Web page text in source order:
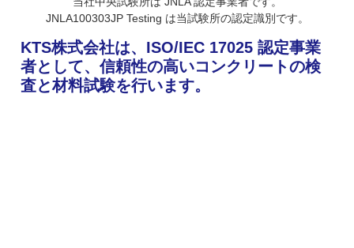
JNLA100303JP Testing は当試験所の認定識別です。
KTS株式会社は、 ISO/IEC 17025 認定事業
者として、信頼性の高いコンクリートの検
査と材料試験を行います。